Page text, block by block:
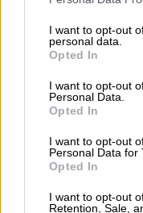
not limited to your visit
grant or deny consent
use your data for
consent section.
I want to opt-out
personal data.
Opted In
I want to opt-out
Personal Data.
Opted In
I want to opt-out
Personal Data for
Opted In
I want to opt-out
Retention, Sale,
λεπτά έγινε το